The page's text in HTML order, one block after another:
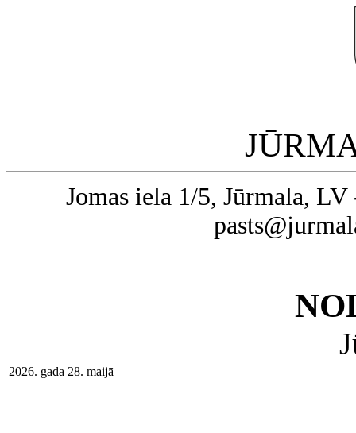
Jomas iela 1/5, Jūrmala,
2026. gada 28. maijā